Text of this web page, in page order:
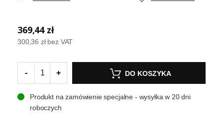
369,44 zł
300,36 zł bez VAT
- + DO KOSZYKA
Produkt na zamówienie specjalne - wysyłka w 20 dni
roboczych